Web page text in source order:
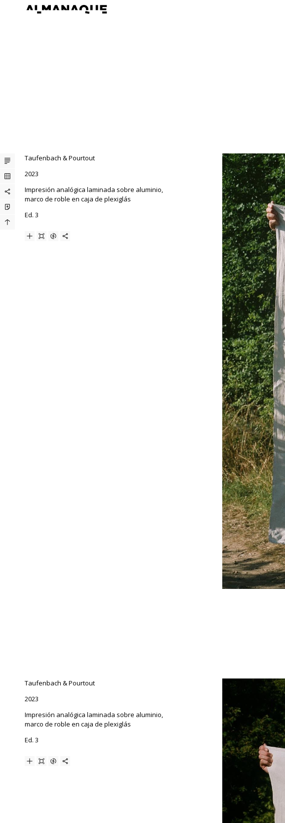
Taufenbach & Pourtout
2023
Impresión analógica laminada sobre aluminio,
marco de roble en caja de plexiglás
Ed. 3
Taufenbach & Pourtout
2023
Impresión analógica laminada sobre aluminio,
marco de roble en caja de plexiglás
Ed. 3